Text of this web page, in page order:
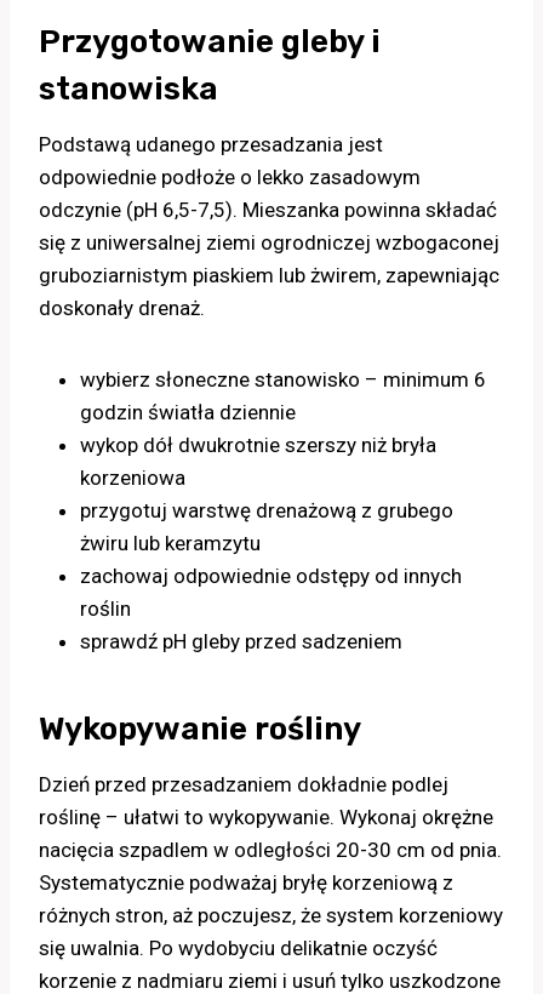
Przygotowanie gleby i
stanowiska
Podstawą udanego przesadzania jest
odpowiednie podłoże o lekko zasadowym
odczynie (pH 6,5-7,5). Mieszanka powinna składać
się z uniwersalnej ziemi ogrodniczej wzbogaconej
gruboziarnistym piaskiem lub żwirem, zapewniając
doskonały drenaż.
wybierz słoneczne stanowisko – minimum 6
godzin światła dziennie
wykop dół dwukrotnie szerszy niż bryła
korzeniowa
przygotuj warstwę drenażową z grubego
żwiru lub keramzytu
zachowaj odpowiednie odstępy od innych
roślin
sprawdź pH gleby przed sadzeniem
Wykopywanie rośliny
Dzień przed przesadzaniem dokładnie podlej
roślinę – ułatwi to wykopywanie. Wykonaj okrężne
nacięcia szpadlem w odległości 20-30 cm od pnia.
Systematycznie podważaj bryłę korzeniową z
różnych stron, aż poczujesz, że system korzeniowy
się uwalnia. Po wydobyciu delikatnie oczyść
korzenie z nadmiaru ziemi i usuń tylko uszkodzone